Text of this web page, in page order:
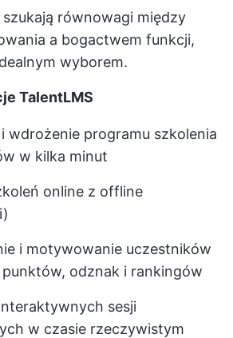
równowagi między
a bogactwem funkcji,
wyborem.
TalentLMS
wdrożenie programu szkolenia
w kilka minut
online z offline
i motywowanie uczestników
odznak i rankingów
sesji
w czasie rzeczywistym